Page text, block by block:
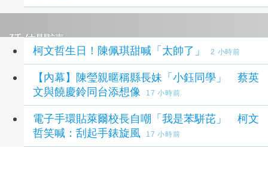
延伸閱讀
柯文哲生日！陳佩琪甜喊「太帥了」 2 小時前
【內幕】陳瑩親暱稱縣長妹「小鈺同學」 蔡英
文與饒慶鈴同台添想像
17 小時前
電子手環貼萊爾校長自嘲「我是苯駢芘」 柯文
哲笑喊：刮起手錶旋風
17 小時前